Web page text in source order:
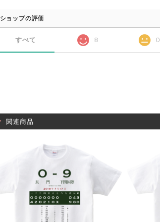
ショップの評価
すべて 8 0
関連商品